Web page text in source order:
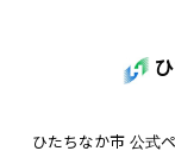
ひたちなか市 公式